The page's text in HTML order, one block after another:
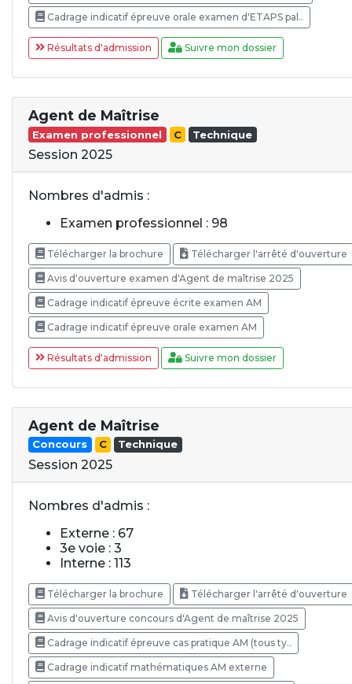
Cadrage indicatif épreuve orale examen d'ETAPS pal..
Résultats d'admission Suivre mon dossier
Agent de Maîtrise
Examen professionnel C Technique
Session 2025
Nombres d'admis :
Examen professionnel : 98
Télécharger la brochure Télécharger l'arrêté d'ouverture
Avis d'ouverture examen d'Agent de maîtrise 2025
Cadrage indicatif épreuve écrite examen AM
Cadrage indicatif épreuve orale examen AM
Résultats d'admission Suivre mon dossier
Agent de Maîtrise
Concours C Technique
Session 2025
Nombres d'admis :
Externe : 67
3e voie : 3
Interne : 113
Télécharger la brochure Télécharger l'arrêté d'ouverture
Avis d'ouverture concours d'Agent de maîtrise 2025
Cadrage indicatif épreuve cas pratique AM (tous ty..
Cadrage indicatif mathématiques AM externe